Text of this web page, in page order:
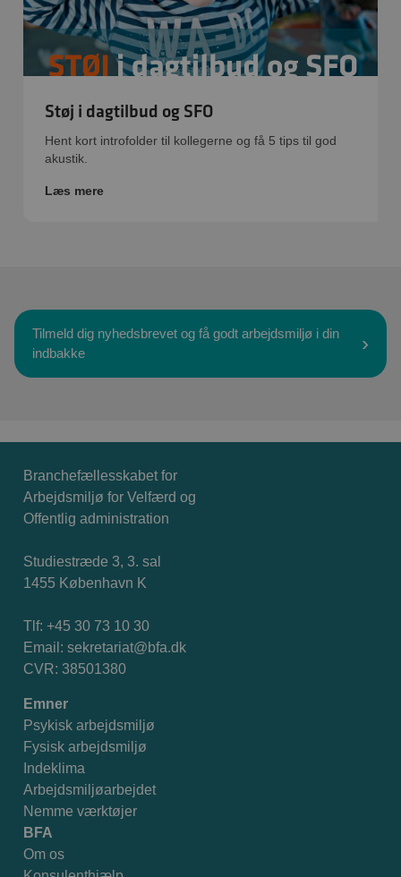
Støj i dagtilbud og SFO
Hent kort introfolder til kollegerne og få 5 tips til god
akustik.
Læs mere
Tilmeld dig nyhedsbrevet og få godt arbejdsmiljø i din
indbakke
Branchefællesskabet for
Arbejdsmiljø for Velfærd og
Offentlig administration
Studiestræde 3, 3. sal
1455 København K
Tlf: +45 30 73 10 30
Email: sekretariat@bfa.dk
CVR: 38501380
Emner
Psykisk arbejdsmiljø
Fysisk arbejdsmiljø
Indeklima
Arbejdsmiljøarbejdet
Nemme værktøjer
BFA
Om os